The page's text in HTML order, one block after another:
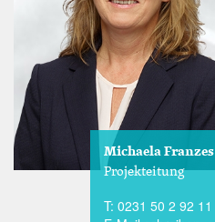
Michaela Franzes
Projekteitung
T: 0231 50 2 92 11